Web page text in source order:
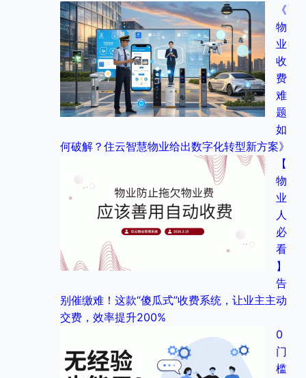
《
物
业
收
费
难
题
如
何破解？住云智慧物业给出数字化转型新方案》
【
物
业
人
必
看
】
告
别催缴难！这款“傻瓜式”收费系统，让业主主动
交费，效率提升200%
0
门
槛